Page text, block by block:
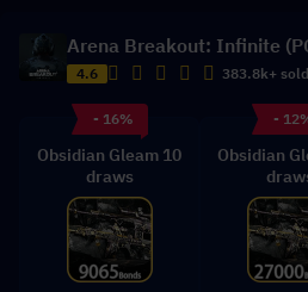
Arena Breakout: Infinite
4.6 383.8k+ sold
- 16%
Obsidian Gleam 10
draws
-
Obsidian